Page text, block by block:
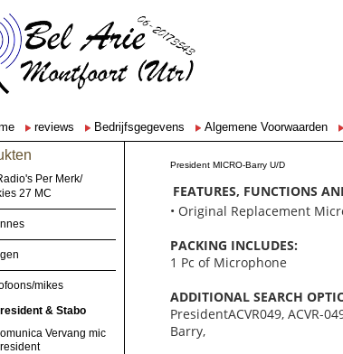
reviews Bedrijfsgegevens Algemene Voorwaarden
Per Merk/
27 MC
mikes
& Stabo
Vervang mic
President MICRO-Barry U/D
FEATURES, FUNCTIONS
• Original Replacement
PACKING INCLUDES:
1 Pc of Microphone
ADDITIONAL SEARCH
PresidentACVR049, ACVR-
Barry,